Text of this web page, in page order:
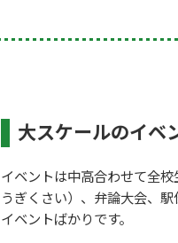
大スケールのイベ
イベントは中高合わせて全
うぎくさい）、弁論大会、
イベントばかりです。